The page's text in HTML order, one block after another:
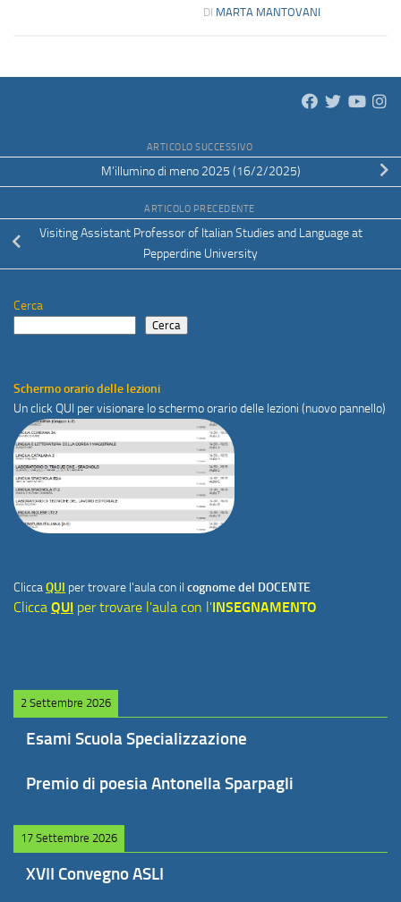
DI MARTA MANTOVANI
ARTICOLO SUCCESSIVO
M’illumino di meno 2025 (16/2/2025)
ARTICOLO PRECEDENTE
Visiting Assistant Professor of Italian Studies and Language at
Pepperdine University
Cerca
Cerca
Schermo orario delle lezioni
Un click QUI per visionare lo schermo orario delle lezioni (nuovo pannello)
CliccaQUI per trovare l'aula con il cognome del DOCENTE
Clicca QUI per trovare l'aula con l'INSEGNAMENTO
2 Settembre 2026
Esami Scuola Specializzazione
Premio di poesia Antonella Sparpagli
17 Settembre 2026
XVII Convegno ASLI